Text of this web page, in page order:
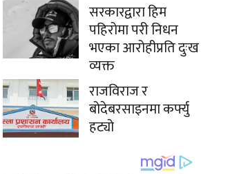
सरकारद्वारा हिम
पहिरोमा परी निधन
भएका आरोहीप्रति दुःख
व्यक्त
राजविराज र
बोदेबरसाइनमा कर्फ्यु
हट्यो